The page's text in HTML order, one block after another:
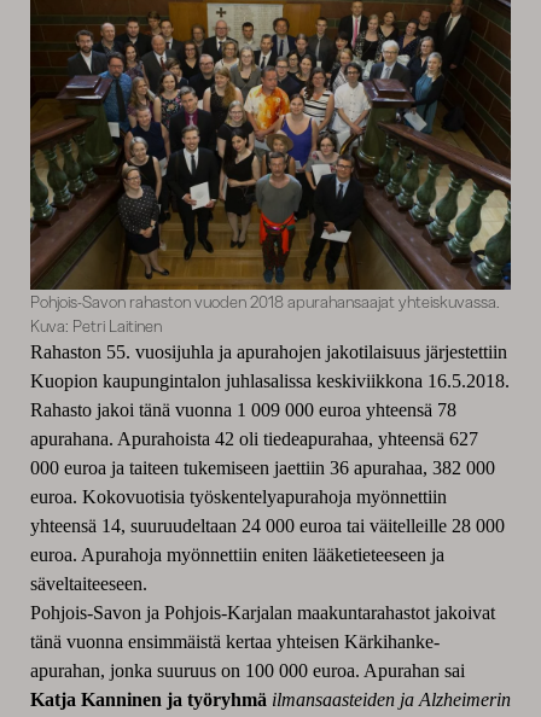
Pohjois-Savon rahaston vuoden 2018 apurahansaajat yhteiskuvassa.
Kuva: Petri Laitinen
Rahaston 55. vuosijuhla ja apurahojen jakotilaisuus järjestettiin
Kuopion kaupungintalon juhlasalissa keskiviikkona 16.5.2018.
Rahasto jakoi tänä vuonna 1 009 000 euroa yhteensä 78
apurahana. Apurahoista 42 oli tiedeapurahaa, yhteensä 627
000 euroa ja taiteen tukemiseen jaettiin 36 apurahaa, 382 000
euroa. Kokovuotisia työskentelyapurahoja myönnettiin
yhteensä 14, suuruudeltaan 24 000 euroa tai väitelleille 28 000
euroa. Apurahoja myönnettiin eniten lääketieteeseen ja
säveltaiteeseen.
Pohjois-Savon ja Pohjois-Karjalan maakuntarahastot jakoivat
tänä vuonna ensimmäistä kertaa yhteisen Kärkihanke-
apurahan, jonka suuruus on 100 000 euroa. Apurahan sai
Katja Kanninen ja työryhmä ilmansaasteiden ja Alzheimerin